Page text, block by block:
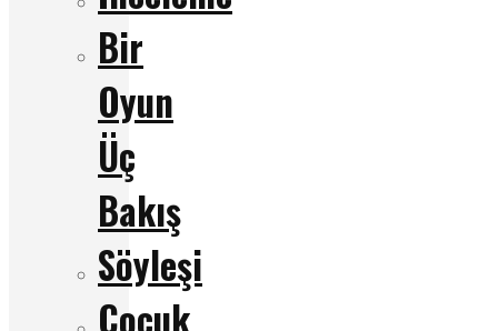
Bir
Oyun
Üç
Bakış
Söyleşi
Çocuk